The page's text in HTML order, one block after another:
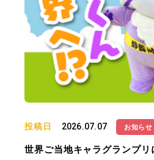
投稿日 2026.07.07 お知らせ
世界ご当地キャラグランプリ